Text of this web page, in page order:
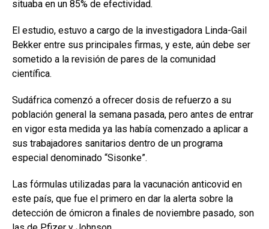
situaba en un 85% de efectividad.
El estudio, estuvo a cargo de la investigadora Linda-Gail
Bekker entre sus principales firmas, y este, aún debe ser
sometido a la revisión de pares de la comunidad
científica.
Sudáfrica comenzó a ofrecer dosis de refuerzo a su
población general la semana pasada, pero antes de entrar
en vigor esta medida ya las había comenzado a aplicar a
sus trabajadores sanitarios dentro de un programa
especial denominado “Sisonke”.
Las fórmulas utilizadas para la vacunación anticovid en
este país, que fue el primero en dar la alerta sobre la
detección de ómicron a finales de noviembre pasado, son